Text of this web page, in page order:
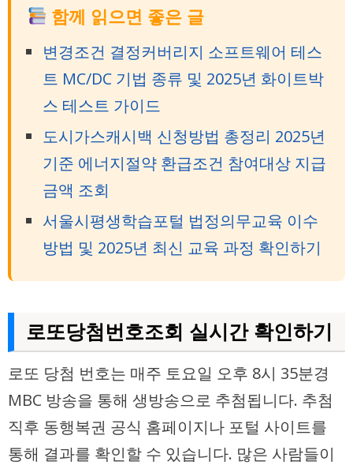
함께 읽으면 좋은 글
변경조건 결정커버리지 소프트웨어 테스
트 MC/DC 기법 종류 및 2025년 화이트박
스 테스트 가이드
도시가스캐시백 신청방법 총정리 2025년
기준 에너지절약 환급조건 참여대상 지급
금액 조회
서울시평생학습포털 법정의무교육 이수
방법 및 2025년 최신 교육 과정 확인하기
로또당첨번호조회 실시간 확인하기
로또 당첨 번호는 매주 토요일 오후 8시 35분경
MBC 방송을 통해 생방송으로 추첨됩니다. 추첨
직후 동행복권 공식 홈페이지나 포털 사이트를
통해 결과를 확인할 수 있습니다. 많은 사람들이